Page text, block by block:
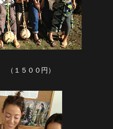
（１５００円）